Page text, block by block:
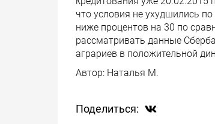
что условия не ухудшились
ниже процентов на 30 по
рассматривать данные
аграриев в положительной
Автор: Наталья М.
Поделиться: